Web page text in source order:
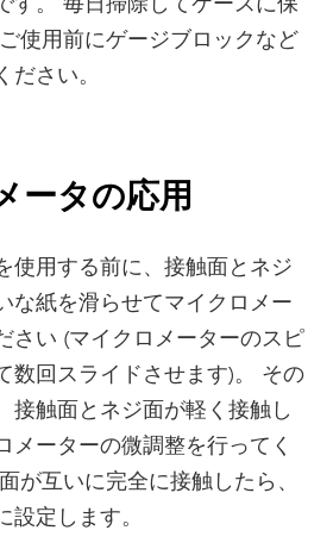
使用前にゲージブロックなど
さい。
ータの応用
使用する前に、接触面とネジ
な紙を滑らせてマイクロメー
さい (マイクロメーターのスピ
数回スライドさせます)。 その
接触面とネジ面が軽く接触し
メーターの微調整を行ってく
が互いに完全に接触したら、
定します。